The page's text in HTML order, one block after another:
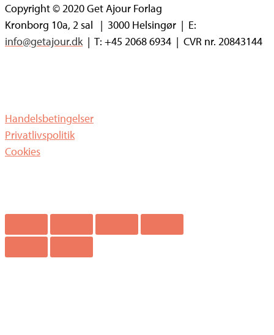
Copyright © 2020 Get Ajour Forlag
Kronborg 10a, 2 sal | 3000 Helsingør | E:
info@getajour.dk | T: +45 2068 6934 | CVR nr. 20843144
Handelsbetingelser
Privatlivspolitik
Cookies